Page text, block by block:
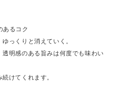
るコク
っくりと消えていく。
明感のある旨みは何度でも味わい
けてくれます。